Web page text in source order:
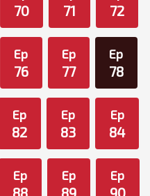
70 71 72
Ep
76
Ep
77
Ep
78
Ep
82
Ep
83
Ep
84
Ep
88
Ep
89
Ep
90